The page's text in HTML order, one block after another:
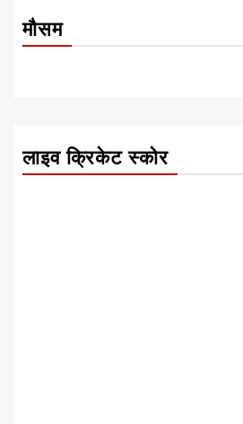
मौसम
लाइव क्रिकेट स्कोर